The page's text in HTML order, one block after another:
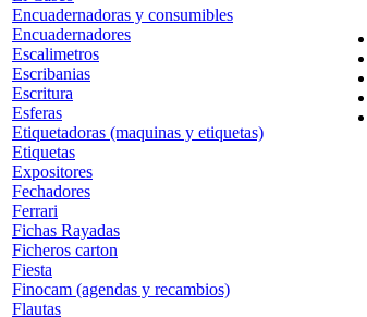
Encuadernadoras y consumibles
Encuadernadores
Escalimetros
Escribanias
Escritura
Esferas
Etiquetadoras (maquinas y etiquetas)
Etiquetas
Expositores
Fechadores
Ferrari
Fichas Rayadas
Ficheros carton
Fiesta
Finocam (agendas y recambios)
Flautas